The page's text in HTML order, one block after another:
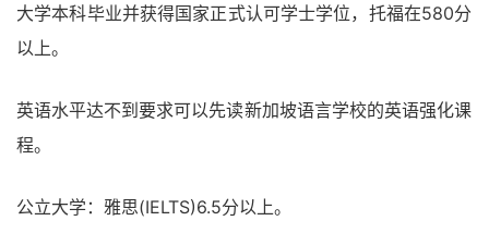
大学本科毕业并获得国家正式认可学士学位，托福在580分
以上。
英语水平达不到要求可以先读新加坡语言学校的英语强化课
程。
公立大学：雅思(IELTS)6.5分以上。